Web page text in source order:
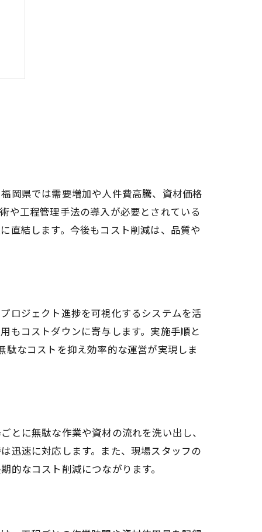
岡県では需要増加や人件費高騰、資材価格
や工程管理手法の導入が必要とされている
直結します。今後もコスト削減は、品質や
ロジェクト進捗を可視化するシステムを活
もコストダウンに寄与します。実施手順と
駄なコストを抑え効率的な運営が実現しま
に無駄な作業や資材の流れを洗い出し、
迅速に対応します。また、現場スタッフの
なコスト削減につながります。